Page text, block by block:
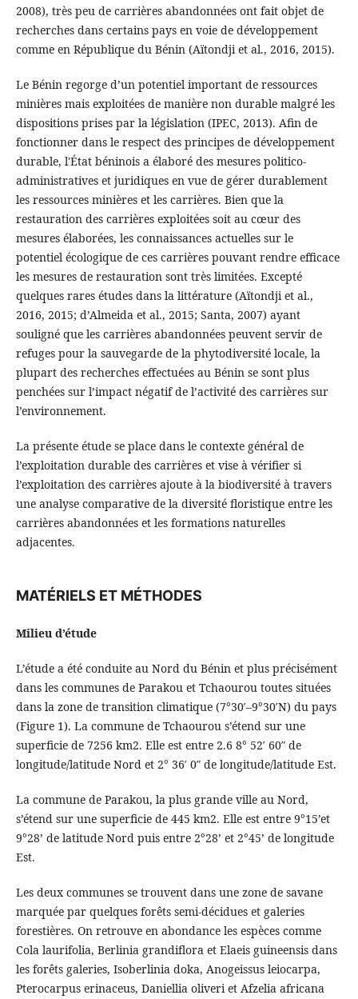
2008), très peu de carrières abandonnées ont fait objet de
recherches dans certains pays en voie de développement
comme en République du Bénin (Aïtondji et al., 2016, 2015).
Le Bénin regorge d’un potentiel important de ressources
minières mais exploitées de manière non durable malgré les
dispositions prises par la législation (IPEC, 2013). Afin de
fonctionner dans le respect des principes de développement
durable, l'État béninois a élaboré des mesures politico-
administratives et juridiques en vue de gérer durablement
les ressources minières et les carrières. Bien que la
restauration des carrières exploitées soit au cœur des
mesures élaborées, les connaissances actuelles sur le
potentiel écologique de ces carrières pouvant rendre efficace
les mesures de restauration sont très limitées. Excepté
quelques rares études dans la littérature (Aïtondji et al.,
2016, 2015; d’Almeida et al., 2015; Santa, 2007) ayant
souligné que les carrières abandonnées peuvent servir de
refuges pour la sauvegarde de la phytodiversité locale, la
plupart des recherches effectuées au Bénin se sont plus
penchées sur l’impact négatif de l’activité des carrières sur
l’environnement.
La présente étude se place dans le contexte général de
l’exploitation durable des carrières et vise à vérifier si
l’exploitation des carrières ajoute à la biodiversité à travers
une analyse comparative de la diversité floristique entre les
carrières abandonnées et les formations naturelles
adjacentes.
MATÉRIELS ET MÉTHODES
Milieu d’étude
L’étude a été conduite au Nord du Bénin et plus précisément
dans les communes de Parakou et Tchaourou toutes situées
dans la zone de transition climatique (7°30′–9°30′N) du pays
(Figure 1). La commune de Tchaourou s’étend sur une
superficie de 7256 km2. Elle est entre 2.6 8° 52′ 60″ de
longitude/latitude Nord et 2° 36′ 0″ de longitude/latitude Est.
La commune de Parakou, la plus grande ville au Nord,
s’étend sur une superficie de 445 km2. Elle est entre 9°15’et
9°28’ de latitude Nord puis entre 2°28’ et 2°45’ de longitude
Est.
Les deux communes se trouvent dans une zone de savane
marquée par quelques forêts semi-décidues et galeries
forestières. On retrouve en abondance les espèces comme
Cola laurifolia, Berlinia grandiflora et Elaeis guineensis dans
les forêts galeries, Isoberlinia doka, Anogeissus leiocarpa,
Pterocarpus erinaceus, Daniellia oliveri et Afzelia africana